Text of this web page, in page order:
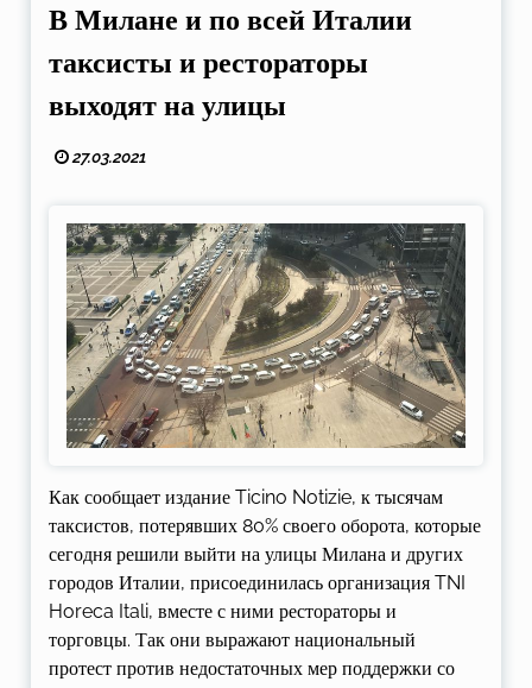
В Милане и по всей Италии
таксисты и рестораторы
выходят на улицы
27.03.2021
Как сообщает издание Ticino Notizie, к тысячам
таксистов, потерявших 80% своего оборота, которые
сегодня решили выйти на улицы Милана и других
городов Италии, присоединилась организация TNI
Horeca Itali, вместе с ними рестораторы и
торговцы. Так они выражают национальный
протест против недостаточных мер поддержки со